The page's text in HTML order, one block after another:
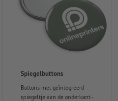
Spiegelbuttons
Buttons met geïntegreerd
spiegeltje aan de onderkant -